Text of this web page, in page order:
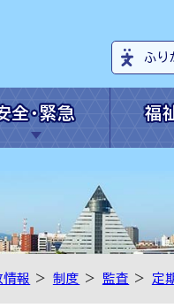
ふり
全・緊急 福
情報 > 制度 > 監査 > 定